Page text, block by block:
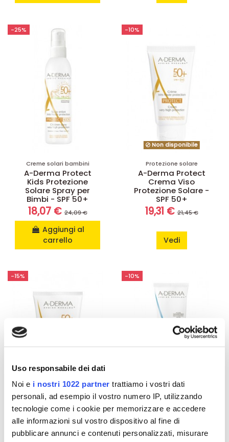
Uso responsabile dei dati
Noi e i nostri 1022 partner trattiamo i vostri dati
personali, ad esempio il vostro numero IP, utilizzando
tecnologie come i cookie per memorizzare e accedere
alle informazioni sul vostro dispositivo al fine di
pubblicare annunci e contenuti personalizzati, misurare
-25%
Creme solari bambini
A-Derma Protect
Kids Protezione
Solare Spray per
Bimbi - SPF 50+
18,07 €24,09 €
Aggiungi al
carrello
-10%
Non disponibile
Protezione solare
A-Derma Protect
Crema Viso
Protezione Solare -
SPF 50+
19,31 €21,45 €
Vedi
-15%
Protezione solare
A-Derma Protect AD
Crema per Pelli a
Tendenza Atopica
-10%
Doposole
A-Derma Protect AH
Latte Riparatore
Doposole - 200 ml